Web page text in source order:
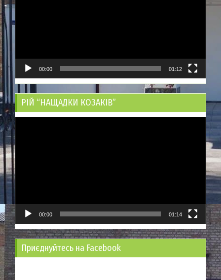
00:00 01:12
РІЙ “НАЩАДКИ КОЗАКІВ”
00:00 01:14
Приєднуйтесь на Facebook